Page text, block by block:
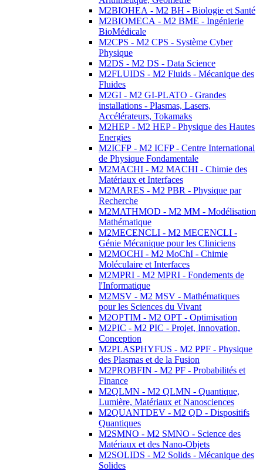
M2BIOHEA - M2 BH - Biologie et Santé
M2BIOMECA - M2 BME - Ingénierie
BioMédicale
M2CPS - M2 CPS - Système Cyber
Physique
M2DS - M2 DS - Data Science
M2FLUIDS - M2 Fluids - Mécanique des
Fluides
M2GI - M2 GI-PLATO - Grandes
installations - Plasmas, Lasers,
Accélérateurs, Tokamaks
M2HEP - M2 HEP - Physique des Hautes
Energies
M2ICFP - M2 ICFP - Centre International
de Physique Fondamentale
M2MACHI - M2 MACHI - Chimie des
Matériaux et Interfaces
M2MARES - M2 PBR - Physique par
Recherche
M2MATHMOD - M2 MM - Modélisation
Mathématique
M2MECENCLI - M2 MECENCLI -
Génie Mécanique pour les Cliniciens
M2MOCHI - M2 MoChI - Chimie
Moléculaire et Interfaces
M2MPRI - M2 MPRI - Fondements de
l'Informatique
M2MSV - M2 MSV - Mathématiques
pour les Sciences du Vivant
M2OPTIM - M2 OPT - Optimisation
M2PIC - M2 PIC - Projet, Innovation,
Conception
M2PLASPHYFUS - M2 PPF - Physique
des Plasmas et de la Fusion
M2PROBFIN - M2 PF - Probabilités et
Finance
M2QLMN - M2 QLMN - Quantique,
Lumière, Matériaux et Nanosciences
M2QUANTDEV - M2 QD - Dispositifs
Quantiques
M2SMNO - M2 SMNO - Science des
Matériaux et des Nano-Objets
M2SOLIDS - M2 Solids - Mécanique des
Solides